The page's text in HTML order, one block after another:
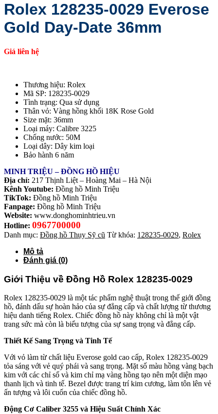
Rolex 128235-0029 Everose
Gold Day-Date 36mm
Giá liên hệ
Thương hiệu: Rolex
Mã SP: 128235-0029
Tình trạng: Qua sử dụng
Thân vỏ: Vàng hồng khối 18K Rose Gold
Size mặt: 36mm
Loại máy: Calibre 3225
Chống nước: 50M
Loại dây: Dây kim loại
Bảo hành 6 năm
MINH TRIỆU – ĐỒNG HỒ HIỆU
Địa chỉ: 217 Thịnh Liệt – Hoàng Mai – Hà Nội
Kênh Youtube: Đồng hồ Minh Triệu
TikTok: Đồng hồ Minh Triệu
Fanpage: Đồng hồ Minh Triệu
Website: www.donghominhtrieu.vn
Hotline: 0967700000
Danh mục: Đồng hồ Thụy Sỹ cũ Từ khóa: 128235-0029, Rolex
Mô tả
Đánh giá (0)
Giới Thiệu về Đồng Hồ Rolex 128235-0029
Rolex 128235-0029 là một tác phẩm nghệ thuật trong thế giới đồng
hồ, đánh dấu sự hoàn hảo của sự đẳng cấp và chất lượng từ thương
hiệu danh tiếng Rolex. Chiếc đồng hồ này không chỉ là một vật
trang sức mà còn là biểu tượng của sự sang trọng và đẳng cấp.
Thiết Kế Sang Trọng và Tinh Tế
Với vỏ làm từ chất liệu Everose gold cao cấp, Rolex 128235-0029
tỏa sáng với vẻ quý phái và sang trọng. Mặt số màu hồng vàng bạch
kim với các chỉ số và kim chỉ mạ vàng hồng tạo nên một diện mạo
thanh lịch và tinh tế. Bezel được trang trí kim cương, làm tôn lên vẻ
ấn tượng và lôi cuốn của chiếc đồng hồ.
Động Cơ Caliber 3255 và Hiệu Suất Chính Xác